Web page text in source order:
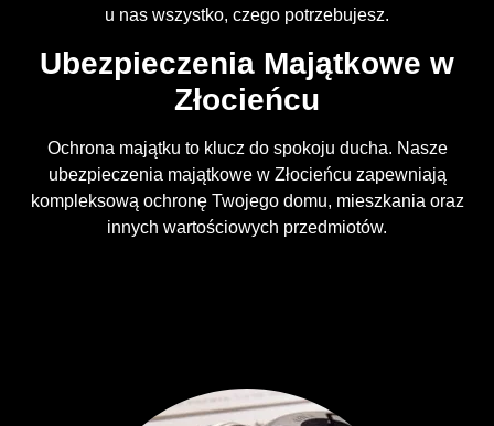
u nas wszystko, czego potrzebujesz.
Ubezpieczenia Majątkowe w
Złocieńcu
Ochrona majątku to klucz do spokoju ducha. Nasze
ubezpieczenia majątkowe w Złocieńcu zapewniają
kompleksową ochronę Twojego domu, mieszkania oraz
innych wartościowych przedmiotów.